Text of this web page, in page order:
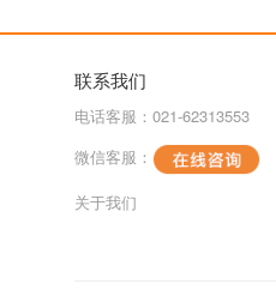
联系我们
电话客服：021-62313553
微信客服：
关于我们